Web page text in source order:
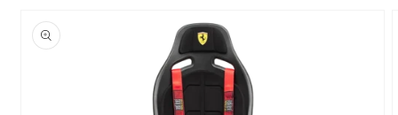
a la información del producto